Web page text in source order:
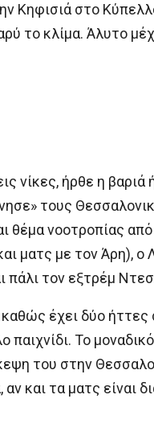
Κηφισιά στο
το κλίμα. Άλυτο
νίκες, ήρθε η
τους
θέμα νοοτροπίας
ματς με τον Άρη), ο
πάλι τον εξτρέμ
έχει δύο
Το
του στην
αν και τα ματς είναι